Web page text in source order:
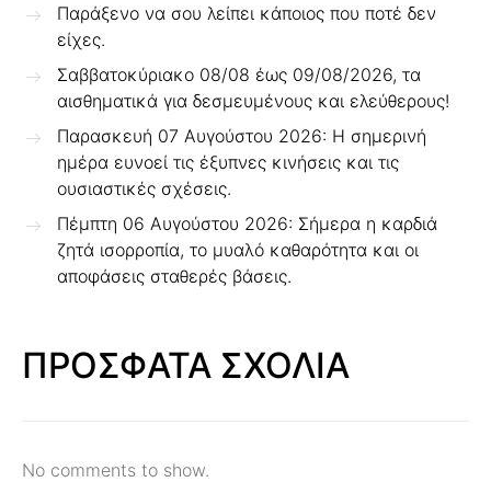
Παράξενο να σου λείπει κάποιος που ποτέ δεν
είχες.
Σαββατοκύριακο 08/08 έως 09/08/2026, τα
αισθηματικά για δεσμευμένους και ελεύθερους!
Παρασκευή 07 Αυγούστου 2026: Η σημερινή
ημέρα ευνοεί τις έξυπνες κινήσεις και τις
ουσιαστικές σχέσεις.
Πέμπτη 06 Αυγούστου 2026: Σήμερα η καρδιά
ζητά ισορροπία, το μυαλό καθαρότητα και οι
αποφάσεις σταθερές βάσεις.
ΠΡΟΣΦΑΤΑ ΣΧΟΛΙΑ
No comments to show.